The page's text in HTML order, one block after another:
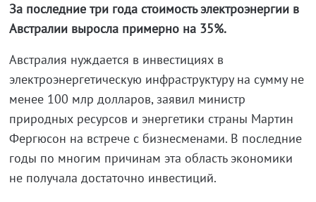
За последние три года стоимость электроэнергии в
Австралии выросла примерно на 35%.
Австралия нуждается в инвестициях в
электроэнергетическую инфраструктуру на сумму не
менее 100 млр долларов, заявил министр
природных ресурсов и энергетики страны Мартин
Фергюсон на встрече с бизнесменами. В последние
годы по многим причинам эта область экономики
не получала достаточно инвестиций.